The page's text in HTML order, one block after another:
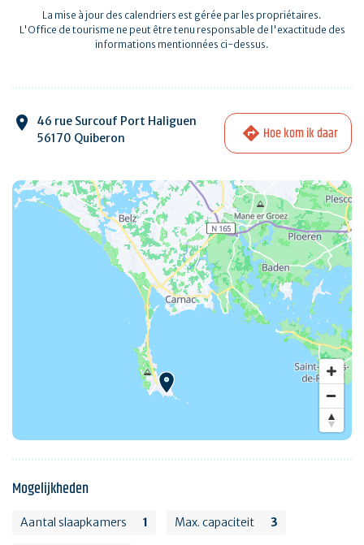
La mise à jour des calendriers est gérée par les propriétaires.
L'Office de tourisme ne peut être tenu responsable de l'exactitude des
informations mentionnées ci-dessus.
46 rue Surcouf Port Haliguen
56170 Quiberon
Hoe kom ik daar
Mogelijkheden
Aantal slaapkamers 1 Max. capaciteit 3